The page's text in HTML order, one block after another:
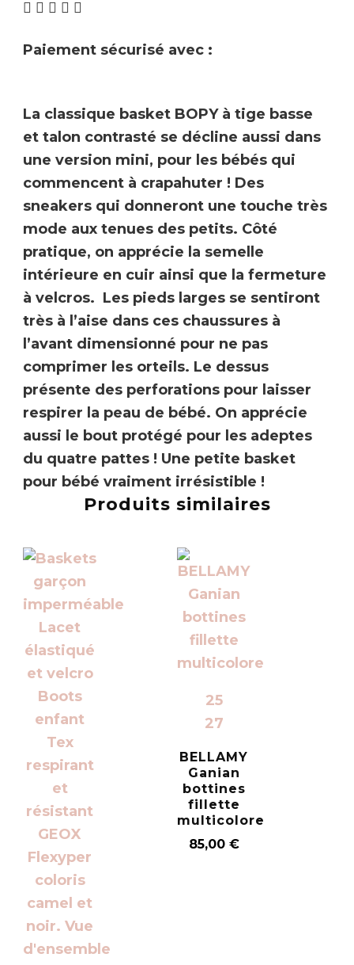
Paiement sécurisé avec :
La classique basket BOPY à tige basse
et talon contrasté se décline aussi dans
une version mini, pour les bébés qui
commencent à crapahuter ! Des
sneakers qui donneront une touche très
mode aux tenues des petits. Côté
pratique, on apprécie la semelle
intérieure en cuir ainsi que la fermeture
à velcros. Les pieds larges se sentiront
très à l’aise dans ces chaussures à
l’avant dimensionné pour ne pas
comprimer les orteils. Le dessus
présente des perforations pour laisser
respirer la peau de bébé. On apprécie
aussi le bout protégé pour les adeptes
du quatre pattes ! Une petite basket
pour bébé vraiment irrésistible !
Produits similaires
25
27
BELLAMY
Ganian
bottines
fillette
multicolore
85,00 €